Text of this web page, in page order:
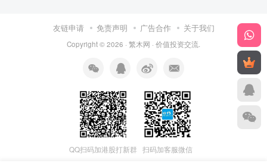
友链申请 免责声明 广告合作 关于我们
Copyright © 2026 · 繁木网 · 价值投资交流
QQ扫码加港股打新群 扫码加客服微信